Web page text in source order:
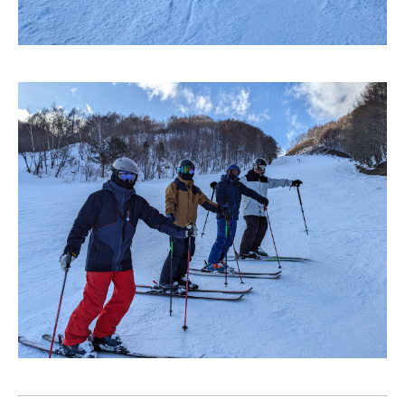
初級2
特別講座
講師から選ぶ Instructor
インストラクター募集
インストラクター一覧